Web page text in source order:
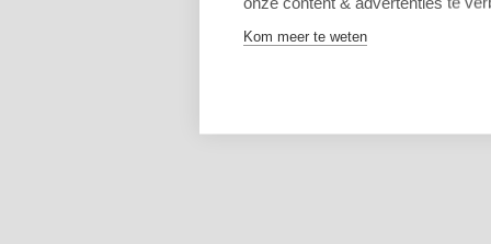
Kom meer te weten